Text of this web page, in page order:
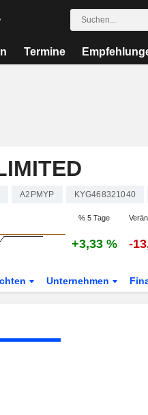
Termine
A2PMYP KYG468321040
% 5 Tage
+3,33 % -
Unternehmen